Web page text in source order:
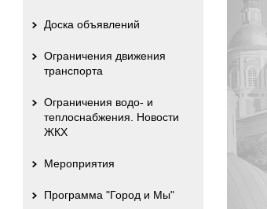
Доска объявлений
Ограничения движения
транспорта
Ограничения водо- и
теплоснабжения. Новости
ЖКХ
Мероприятия
Программа "Город и Мы"